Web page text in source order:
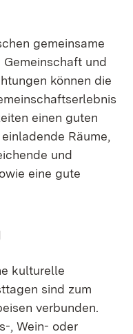
gemeinsame
und
können die
einen guten
Räume,
und
eine gute
kulturelle
sind zum
verbunden.
, Wein- oder